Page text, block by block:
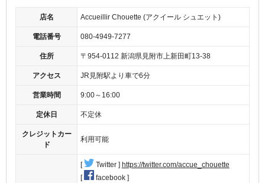
店名 Accueillir Chouette (アクイール シュエット)
電話番号 080-4949-7277
住所 〒954-0112 新潟県見附市上新田町13-38
アクセス JR見附駅より車で6分
営業時間 9:00～16:00
定休日 不定休
クレジットカー
ド
利用可能
[ Twitter ] https://twitter.com/accue_chouette
[
facebook ]